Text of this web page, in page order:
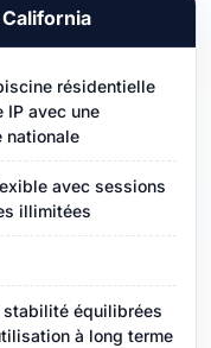
résidentielle
IP avec une
nationale
avec sessions
illimitées
équilibrées
à long terme